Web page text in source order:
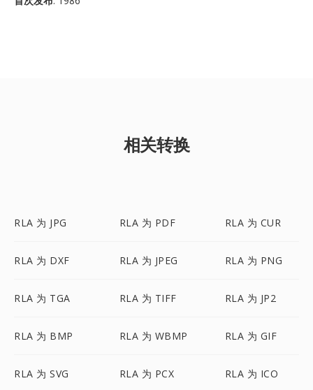
相关转换
RLA 为 JPG RLA 为 PDF RLA 为 CUR
RLA 为 DXF RLA 为 JPEG RLA 为 PNG
RLA 为 TGA RLA 为 TIFF RLA 为 JP2
RLA 为 BMP RLA 为 WBMP RLA 为 GIF
RLA 为 SVG RLA 为 PCX RLA 为 ICO